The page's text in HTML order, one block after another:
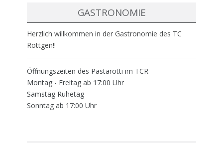
GASTRONOMIE
Herzlich willkommen in der Gastronomie des TC
Röttgen!!
Öffnungszeiten des Pastarotti im TCR
Montag - Freitag ab 17:00 Uhr
Samstag Ruhetag
Sonntag ab 17:00 Uhr